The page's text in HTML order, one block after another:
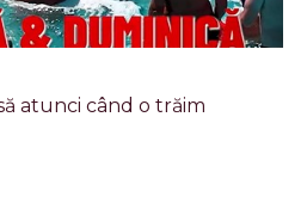
atunci când o trăim